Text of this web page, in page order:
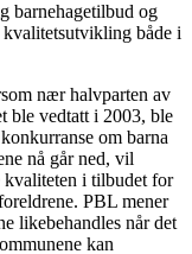
barnehagetilbud og
både i
nær halvparten av
ble vedtatt i 2003, ble
om barna
nå går ned, vil
kvaliteten i tilbudet for
PBL mener
likebehandles når det
kan